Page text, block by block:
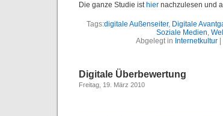
Die ganze Studie ist hier nachzulesen und
Tags:digitale Außenseiter, Digitale
Soziale Medien,
Abgelegt in Internetkultur
Digitale Überbewertung
Freitag, 19. März 2010